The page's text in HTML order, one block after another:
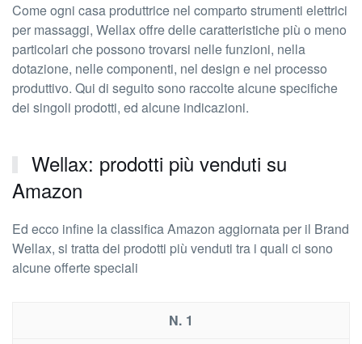
Come ogni casa produttrice nel comparto strumenti elettrici
per massaggi, Wellax offre delle caratteristiche più o meno
particolari che possono trovarsi nelle funzioni, nella
dotazione, nelle componenti, nel design e nel processo
produttivo. Qui di seguito sono raccolte alcune specifiche
dei singoli prodotti, ed alcune indicazioni.
Wellax: prodotti più venduti su
Amazon
Ed ecco infine la classifica Amazon aggiornata per il Brand
Wellax, si tratta dei prodotti più venduti tra i quali ci sono
alcune offerte speciali
1